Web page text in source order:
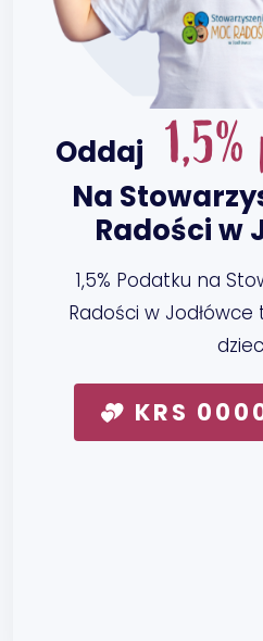
Oddaj
Na
Radości w
1,5% Podatku na
Radości w Jodłówce
KRS